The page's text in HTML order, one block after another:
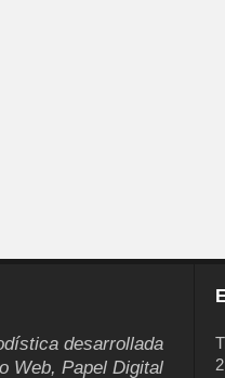
desarrollada
Web, Papel Digital